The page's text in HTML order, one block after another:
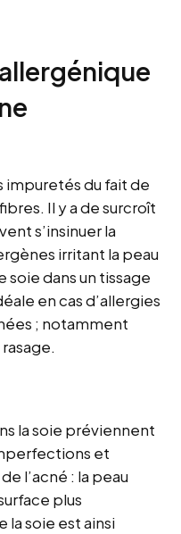
impuretés du fait de
Il y a de surcroît
s’insinuer la
irritant la peau
soie dans un tissage
en cas d’allergies
; notamment
la soie préviennent
et
l’acné : la peau
plus
la soie est ainsi